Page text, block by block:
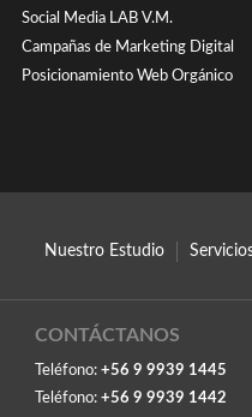
Social Media LAB V.M.
Campañas de Marketing Digital
Posicionamiento Web Orgánico
Nuestro Estudio
CONTÁCTANOS
Teléfono: +56 9 9939 1445
Teléfono: +56 9 9939 1442